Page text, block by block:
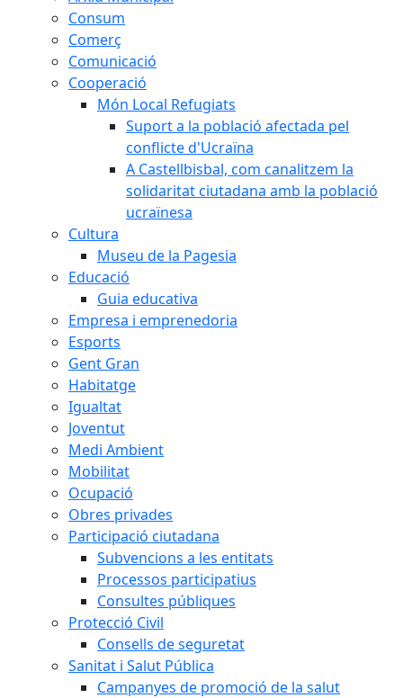
Consum
Comerç
Comunicació
Cooperació
Món Local Refugiats
Suport a la població afectada pel
conflicte d'Ucraïna
A Castellbisbal, com canalitzem la
solidaritat ciutadana amb la població
ucraïnesa
Cultura
Museu de la Pagesia
Educació
Guia educativa
Empresa i emprenedoria
Esports
Gent Gran
Habitatge
Igualtat
Joventut
Medi Ambient
Mobilitat
Ocupació
Obres privades
Participació ciutadana
Subvencions a les entitats
Processos participatius
Consultes públiques
Protecció Civil
Consells de seguretat
Sanitat i Salut Pública
Campanyes de promoció de la salut